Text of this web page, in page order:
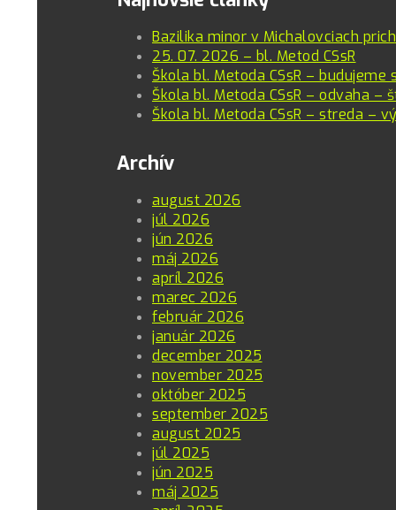
Bazilika minor v Michalovciach
25. 07. 2026 – bl. Metod CSsR
Škola bl. Metoda CSsR –
Škola bl. Metoda CSsR – odvaha –
Škola bl. Metoda CSsR – streda –
Archív
august 2026
júl 2026
jún 2026
máj 2026
apríl 2026
marec 2026
február 2026
január 2026
december 2025
november 2025
október 2025
september 2025
august 2025
júl 2025
jún 2025
máj 2025